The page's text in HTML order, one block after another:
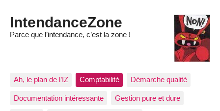
IntendanceZone
Parce que l’intendance, c’est la zone !
Ah, le plan de l’IZ Comptabilité Démarche qualité
Documentation intéressante Gestion pure et dure